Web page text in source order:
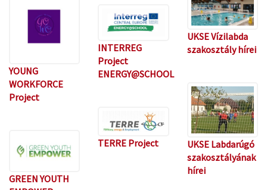
YOUNG
WORKFORCE
Project
GREEN YOUTH
INTERREG
Project
ENERGY@SCHOOL
TERRE Project
UKSE Vízilabda
szakosztály hírei
UKSE Labdarúgó
szakosztályának
hírei